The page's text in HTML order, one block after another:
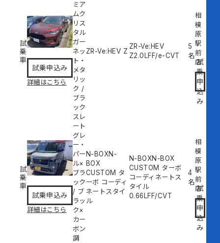
試
乗
車
試乗申込み
詳細はこちら
ミア
ムク
リス
タル
ガー
ネッ
ト・
メタ
リッ
ク /
ブラ
ック
ZR-Ve:HEV Z
ZR-Ve:HEV
Z2.0LFF/e-CVT
5
名
相
模
原
駅
前
店
試
乗
申
込
み
試
乗
車
試乗申込み
詳細はこちら
スレ
ート
グレ
ー・
パー
ル×
ブラ
ック
/ ブ
ラッ
ク×
カー
ボン
調
N-BOXN-
BOX
CUSTOM タ
ーボ コーディ
ネートスタイ
ル
N-BOXN-BOX
CUSTOM ターボ
コーディネートス
タイル
0.66LFF/CVT
4
名
相
模
原
駅
前
店
試
乗
申
込
み